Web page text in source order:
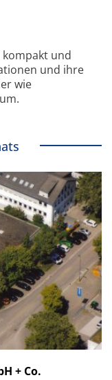
und
und ihre
wie
+ Co.